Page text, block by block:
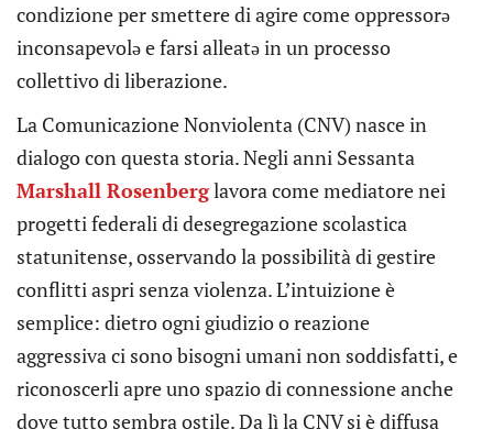
condizione per smettere di agire come oppressorə
inconsapevolə e farsi alleatə in un processo
collettivo di liberazione.
La Comunicazione Nonviolenta (CNV) nasce in
dialogo con questa storia. Negli anni Sessanta
Marshall Rosenberglavora come mediatore nei
progetti federali di desegregazione scolastica
statunitense, osservando la possibilità di gestire
conflitti aspri senza violenza. L’intuizione è
semplice: dietro ogni giudizio o reazione
aggressiva ci sono bisogni umani non soddisfatti, e
riconoscerli apre uno spazio di connessione anche
dove tutto sembra ostile. Da lì la CNV si è diffusa